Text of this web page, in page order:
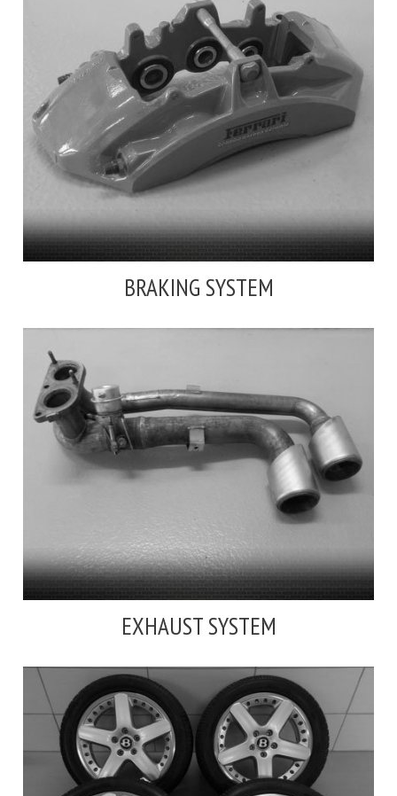
BRAKING SYSTEM
EXHAUST SYSTEM